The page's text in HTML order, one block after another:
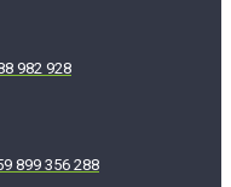
982 928
899 356 288